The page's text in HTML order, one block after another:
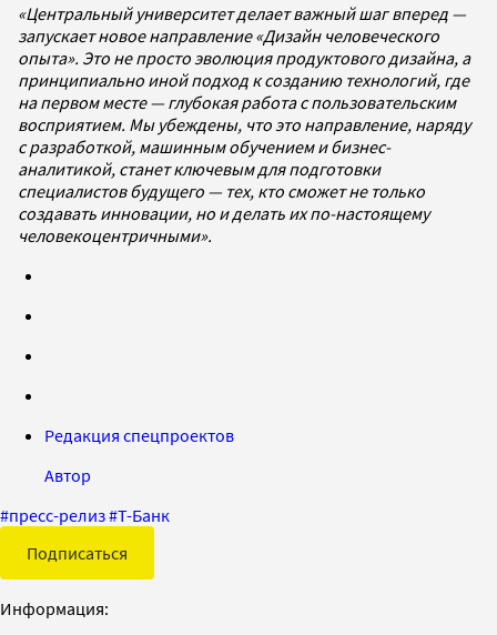
«Центральный университет делает важный шаг вперед —
запускает новое направление «Дизайн человеческого
опыта». Это не просто эволюция продуктового дизайна, а
принципиально иной подход к созданию технологий, где
на первом месте — глубокая работа с пользовательским
восприятием. Мы убеждены, что это направление, наряду
с разработкой, машинным обучением и бизнес-
аналитикой, станет ключевым для подготовки
специалистов будущего — тех, кто сможет не только
создавать инновации, но и делать их по-настоящему
человекоцентричными».
Редакция спецпроектов
Автор
#пресс-релиз#Т-Банк
Подписаться
Информация: